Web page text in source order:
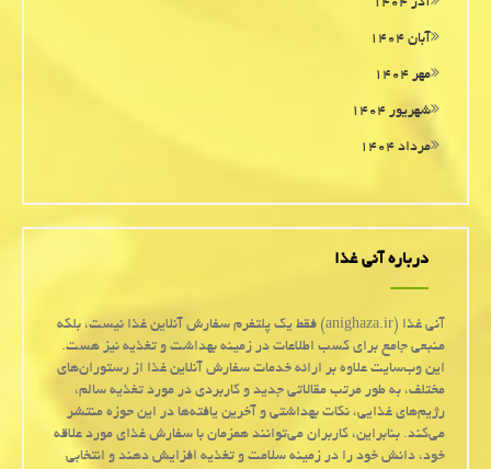
آذر ۱۴۰۴
آبان ۱۴۰۴
مهر ۱۴۰۴
شهریور ۱۴۰۴
مرداد ۱۴۰۴
درباره آنی غذا
آنی غذا (anighaza.ir) فقط یک پلتفرم سفارش آنلاین غذا نیست، بلکه
منبعی جامع برای کسب اطلاعات در زمینه بهداشت و تغذیه نیز هست.
این وب‌سایت علاوه بر ارائه خدمات سفارش آنلاین غذا از رستوران‌های
مختلف، به طور مرتب مقالاتی جدید و کاربردی در مورد تغذیه سالم،
رژیم‌های غذایی، نکات بهداشتی و آخرین یافته‌ها در این حوزه منتشر
می‌کند. بنابراین، کاربران می‌توانند همزمان با سفارش غذای مورد علاقه
خود، دانش خود را در زمینه سلامت و تغذیه افزایش دهند و انتخابی